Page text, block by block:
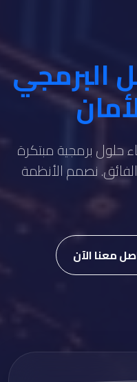
البرمجي
حلول برمجية مبتكرة
نصمم الأنظمة
معنا الآن